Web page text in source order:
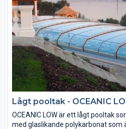
Lågt pooltak - OCEANIC
OCEANIC LOW är ett lågt pooltak
med glaslikande polykarbonat som